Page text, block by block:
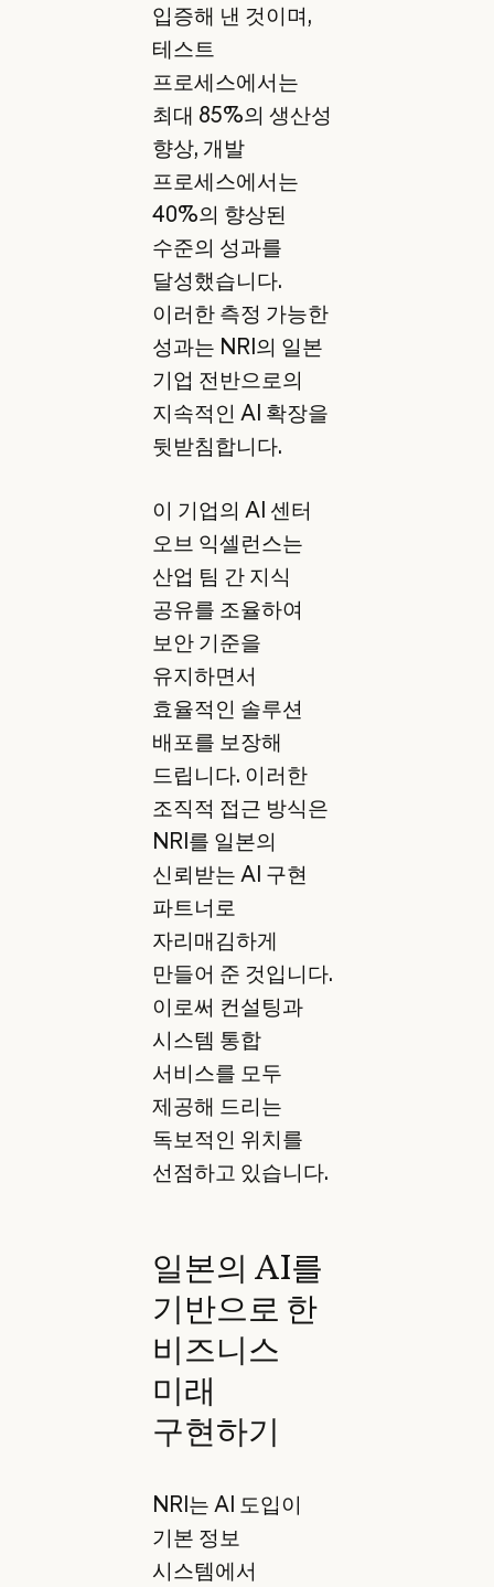
입증해 낸 것이며,
테스트
프로세스에서는
최대 85%의 생산성
향상, 개발
프로세스에서는
40%의 향상된
수준의 성과를
달성했습니다.
이러한 측정 가능한
성과는 NRI의 일본
기업 전반으로의
지속적인 AI 확장을
뒷받침합니다.
이 기업의 AI 센터
오브 익셀런스는
산업 팀 간 지식
공유를 조율하여
보안 기준을
유지하면서
효율적인 솔루션
배포를 보장해
드립니다. 이러한
조직적 접근 방식은
NRI를 일본의
신뢰받는 AI 구현
파트너로
자리매김하게
만들어 준 것입니다.
이로써 컨설팅과
시스템 통합
서비스를 모두
제공해 드리는
독보적인 위치를
선점하고 있습니다.
일본의 AI를
기반으로 한
비즈니스
미래
구현하기
NRI는 AI 도입이
기본 정보
시스템에서